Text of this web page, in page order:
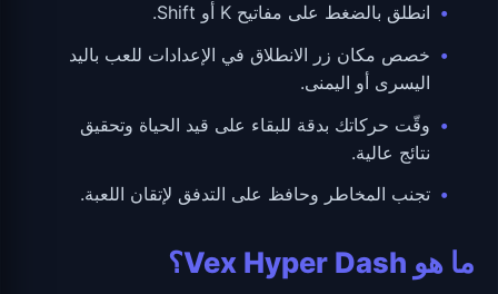
انطلق بالضغط على مفاتيح K أو Shift.
خصص مكان زر الانطلاق في الإعدادات للعب باليد
اليسرى أو اليمنى.
وقّت حركاتك بدقة للبقاء على قيد الحياة وتحقيق
نتائج عالية.
تجنب المخاطر وحافظ على التدفق لإتقان اللعبة.
ما هو Vex Hyper Dash؟